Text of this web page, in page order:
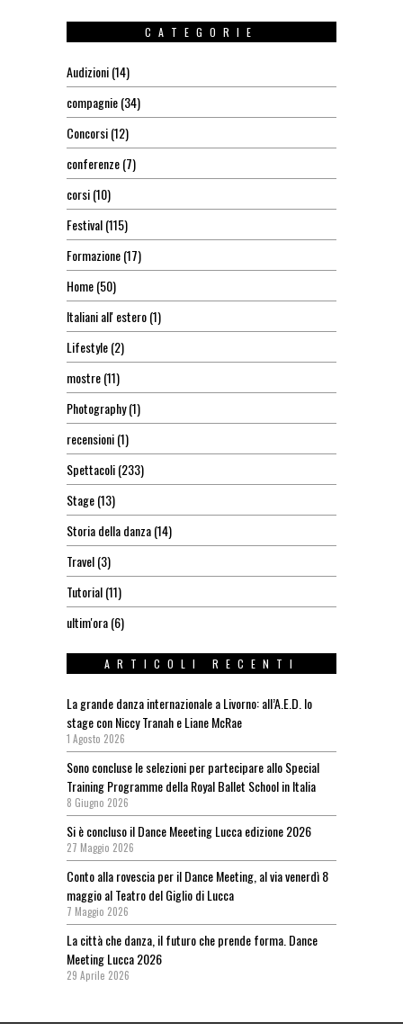
CATEGORIE
Audizioni(14)
compagnie(34)
Concorsi(12)
conferenze(7)
corsi(10)
Festival(115)
Formazione(17)
Home(50)
Italiani all' estero(1)
Lifestyle(2)
mostre(11)
Photography(1)
recensioni(1)
Spettacoli(233)
Stage(13)
Storia della danza(14)
Travel(3)
Tutorial(11)
ultim'ora(6)
ARTICOLI RECENTI
La grande danza internazionale a Livorno: all’A.E.D. lo
stage con Niccy Tranah e Liane McRae
1 Agosto 2026
Sono concluse le selezioni per partecipare allo Special
Training Programme della Royal Ballet School in Italia
8 Giugno 2026
Si è concluso il Dance Meeeting Lucca edizione 2026
27 Maggio 2026
Conto alla rovescia per il Dance Meeting, al via venerdì 8
maggio al Teatro del Giglio di Lucca
7 Maggio 2026
La città che danza, il futuro che prende forma. Dance
Meeting Lucca 2026
29 Aprile 2026